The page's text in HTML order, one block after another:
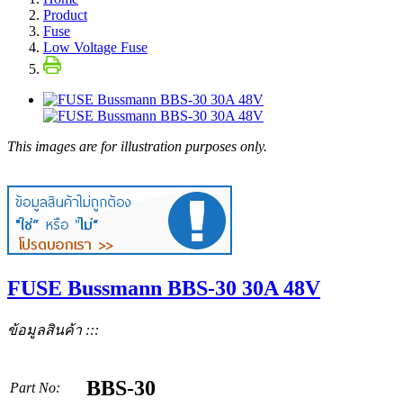
Product
Fuse
Low Voltage Fuse
This images are for illustration purposes only.
FUSE Bussmann BBS-30 30A 48V
ข้อมูลสินค้า :::
Part No: BBS-30